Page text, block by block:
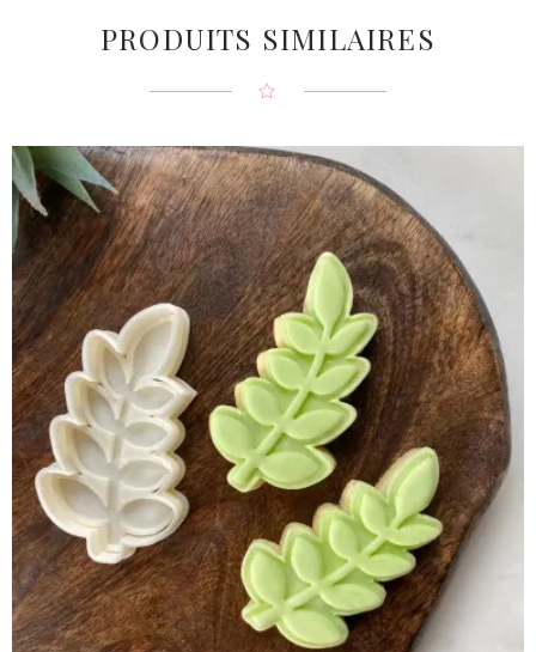
PRODUITS SIMILAIRES